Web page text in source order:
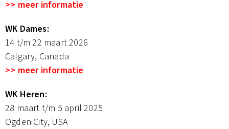
>> meer informatie
WK Dames:
14 t/m 22 maart 2026
Calgary, Canada
>> meer informatie
WK Heren:
28 maart t/m 5 april 2025
Ogden City, USA